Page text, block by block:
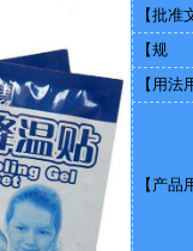
【批准
【规
【用法
【产品